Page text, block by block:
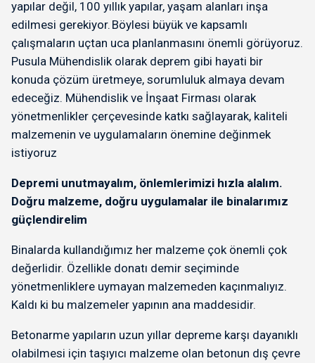
yapılar değil, 100 yıllık yapılar, yaşam alanları inşa
edilmesi gerekiyor. Böylesi büyük ve kapsamlı
çalışmaların uçtan uca planlanmasını önemli görüyoruz.
Pusula Mühendislik olarak deprem gibi hayati bir
konuda çözüm üretmeye, sorumluluk almaya devam
edeceğiz. Mühendislik ve İnşaat Firması olarak
yönetmenlikler çerçevesinde katkı sağlayarak, kaliteli
malzemenin ve uygulamaların önemine değinmek
istiyoruz
Depremi unutmayalım, önlemlerimizi hızla alalım.
Doğru malzeme, doğru uygulamalar ile binalarımız
güçlendirelim
Binalarda kullandığımız her malzeme çok önemli çok
değerlidir. Özellikle donatı demir seçiminde
yönetmenliklere uymayan malzemeden kaçınmalıyız.
Kaldı ki bu malzemeler yapının ana maddesidir.
Betonarme yapıların uzun yıllar depreme karşı dayanıklı
olabilmesi için taşıyıcı malzeme olan betonun dış çevre